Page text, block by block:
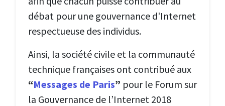
débat pour une gouvernance d'Internet
respectueuse des individus.
Ainsi, la société civile et la communauté
technique françaises ont contribué aux
“Messages de Paris” pour le Forum sur
la Gouvernance de l’Internet 2018